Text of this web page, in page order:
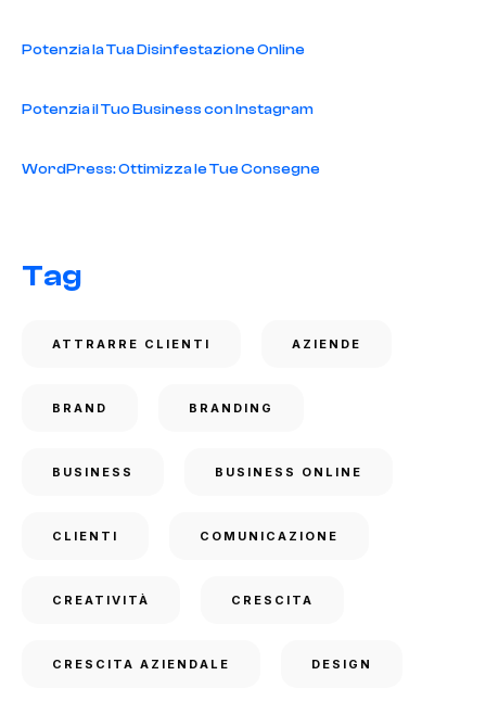
Potenzia la Tua Disinfestazione Online
Potenzia il Tuo Business con Instagram
WordPress: Ottimizza le Tue Consegne
Tag
ATTRARRE CLIENTI AZIENDE
BRAND BRANDING
BUSINESS BUSINESS ONLINE
CLIENTI COMUNICAZIONE
CREATIVITÀ CRESCITA
CRESCITA AZIENDALE DESIGN